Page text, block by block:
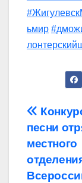
ьмир
по
песни
местного